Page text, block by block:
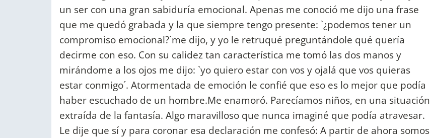
un ser con una gran sabiduría emocional. Apenas me conoció me dijo una frase
que me quedó grabada y la que siempre tengo presente: `¿podemos tener un
compromiso emocional?´me dijo, y yo le retruqué preguntándole qué quería
decirme con eso. Con su calidez tan característica me tomó las dos manos y
mirándome a los ojos me dijo: `yo quiero estar con vos y ojalá que vos quieras
estar conmigo´. Atormentada de emoción le confié que eso es lo mejor que podía
haber escuchado de un hombre.Me enamoró. Parecíamos niños, en una situación
extraída de la fantasía. Algo maravilloso que nunca imaginé que podía atravesar.
Le dije que sí y para coronar esa declaración me confesó: A partir de ahora somos